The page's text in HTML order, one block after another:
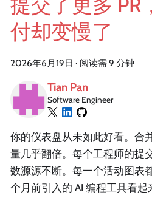
付却变慢了
2026年6月19日 · 阅读需 9 分钟
Tian Pan
Software Engineer
你的仪表盘从未如此好看。合
量几乎翻倍。每个工程师的提
数源源不断。每一个活动图表
个月前引入的 AI 编程工具看